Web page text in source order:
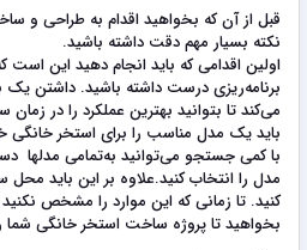
قبل از آن که بخواهید اقدام به طراحی و
نکته بسیار مهم دقت داشته باشید.
اولین اقدامی که باید انجام دهید این
برنامه‌ریزی درست داشته باشید. داشتن
می‌کند تا بتوانید بهترین عملکرد را در
باید یک مدل مناسب را برای استخر خانگی
با کمی جستجو می‌توانید به‌تمامی مدلها
مدل را انتخاب کنید.علاوه بر این باید
کنید. تا زمانی که این موارد را مشخص
بخواهید تا پروژه ساخت استخر خانگی شما